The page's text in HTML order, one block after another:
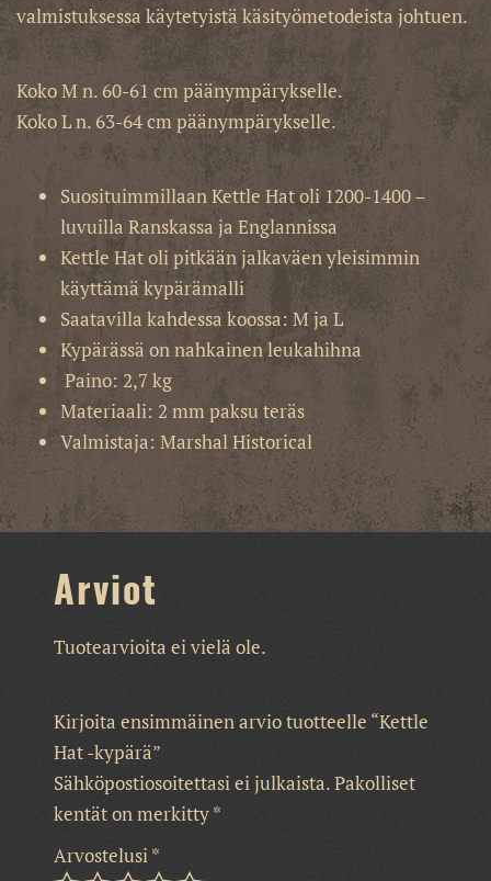
valmistuksessa käytetyistä käsityömetodeista johtuen.
Koko M n. 60-61 cm päänympärykselle.
Koko L n. 63-64 cm päänympärykselle.
Suosituimmillaan Kettle Hat oli 1200-1400 –
luvuilla Ranskassa ja Englannissa
Kettle Hat oli pitkään jalkaväen yleisimmin
käyttämä kypärämalli
Saatavilla kahdessa koossa: M ja L
Kypärässä on nahkainen leukahihna
Paino: 2,7 kg
Materiaali: 2 mm paksu teräs
Valmistaja: Marshal Historical
Arviot
Tuotearvioita ei vielä ole.
Kirjoita ensimmäinen arvio tuotteelle “Kettle
Hat -kypärä”
Sähköpostiosoitettasi ei julkaista.Pakolliset
kentät on merkitty*
Arvostelusi*